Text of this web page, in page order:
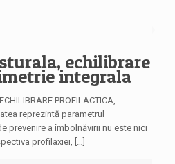
echilibrare
integrala
PROFILACTICA,
reprezintă parametrul
prevenire a îmbolnăvirii nu este nici
profilaxiei, […]